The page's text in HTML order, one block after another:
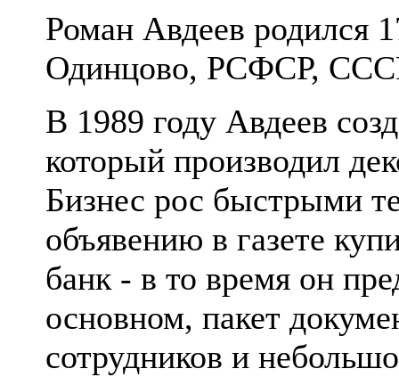
Роман Авдеев родился
Одинцово, РСФСР,
В 1989 году Авдеев
который производил
Бизнес рос быстрыми
объявению в газете
банк - в то время он
основном, пакет
сотрудников и